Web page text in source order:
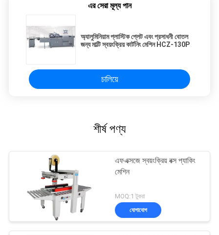
এর সেরা মূল্য পান
অ্যালুমিনিয়াম প্লাস্টিক প্লেট এবং প্রসাধনী বোতল
জন্য মাল্টি স্বয়ংক্রিয় কার্টনিং মেশিন HCZ-130P
চালিয়ে
শীর্ষ পণ্য
এফএক্সজে স্বয়ংক্রিয় বক্স প্যাকিং
মেশিন
MOQ:1 টুকরা
যোগাযোগ